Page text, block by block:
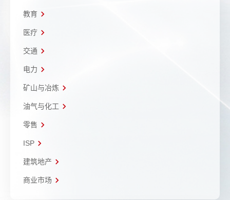
教育
医疗
交通
电力
矿山与冶炼
油气与化工
零售
ISP
建筑地产
商业市场